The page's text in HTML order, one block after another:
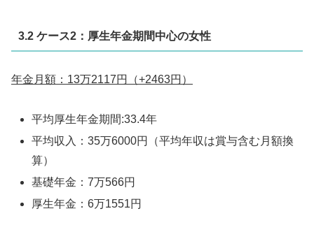
3.2 ケース2：厚生年金期間中心の女性
年金月額：13万2117円（+2463円）
平均厚生年金期間:33.4年
平均収入：35万6000円（平均年収は賞与含む月額換
算）
基礎年金：7万566円
厚生年金：6万1551円